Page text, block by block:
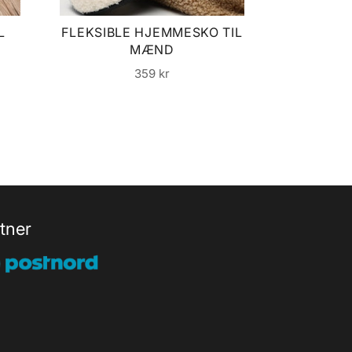
FLEKSIBLE HJEMMESKO TIL
MÆND
Normalpris
359 kr